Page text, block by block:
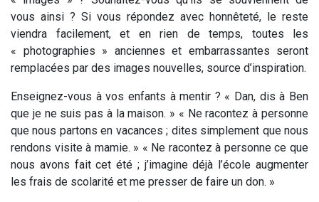
vous ainsi ? Si vous répondez avec honnêteté, le reste
viendra facilement, et en rien de temps, toutes les
« photographies » anciennes et embarrassantes seront
remplacées par des images nouvelles, source d’inspiration.
Enseignez-vous à vos enfants à mentir ? « Dan, dis à Ben
que je ne suis pas à la maison. » « Ne racontez à personne
que nous partons en vacances ; dites simplement que nous
rendons visite à mamie. » « Ne racontez à personne ce que
nous avons fait cet été ; j’imagine déjà l’école augmenter
les frais de scolarité et me presser de faire un don. »